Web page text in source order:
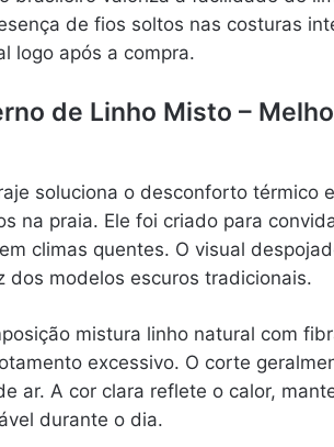
de fios soltos nas costuras
logo após a compra.
de Linho Misto –
soluciona o desconforto térmico
na praia. Ele foi criado para
climas quentes. O visual
dos modelos escuros tradicionais.
mistura linho natural com
excessivo. O corte
ar. A cor clara reflete o calor,
durante o dia.